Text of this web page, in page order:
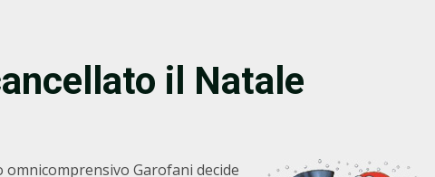
il Natale
Garofani decide